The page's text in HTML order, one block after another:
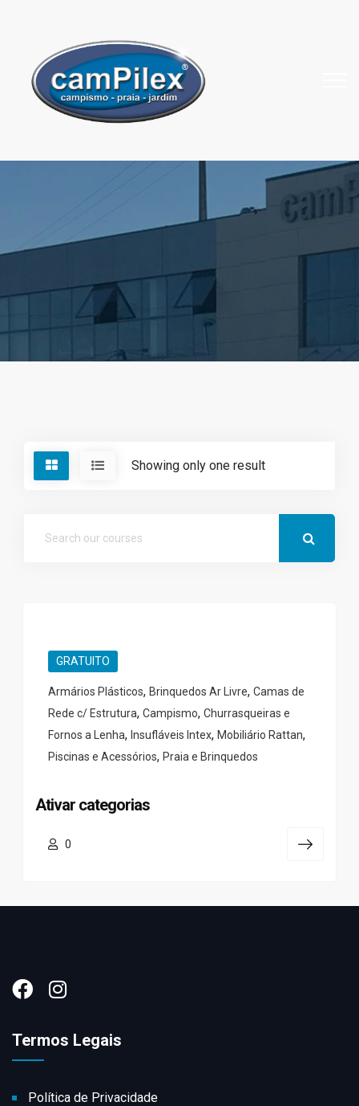
Showing only one result
GRATUITO
Armários Plásticos, Brinquedos Ar Livre, Camas de
Rede c/ Estrutura, Campismo, Churrasqueiras e
Fornos a Lenha, Insufláveis Intex, Mobiliário Rattan,
Piscinas e Acessórios, Praia e Brinquedos
Ativar categorias
0
Termos Legais
Política de Privacidade